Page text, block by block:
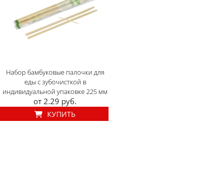
Набор бамбуковые палочки для
еды с зубочисткой в
индивидуальной упаковке 225 мм
от 2.29 руб.
КУПИТЬ